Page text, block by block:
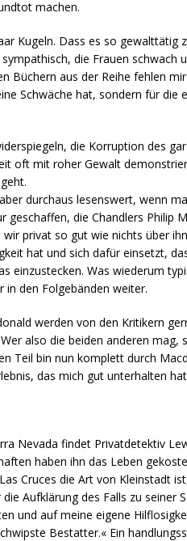
machen.
Kugeln. Dass es so gewalttätig
die Frauen schwach
Büchern aus der Reihe fehlen
Schwäche hat, sondern für die
die Korruption des
oft mit roher Gewalt
durchaus lesenswert, wenn
die Chandlers Philip
privat so gut wie nichts über
hat und sich dafür einsetzt,
einzustecken. Was wiederum
in den Folgebänden weiter.
werden von den Kritikern
also die beiden anderen mag,
Teil bin nun komplett durch
das mich gut unterhalten
Nevada findet Privatdetektiv
haben ihn das Leben
Cruces die Art von Kleinstadt
Aufklärung des Falls zu seiner
und auf meine eigene
Bestatter.« Ein